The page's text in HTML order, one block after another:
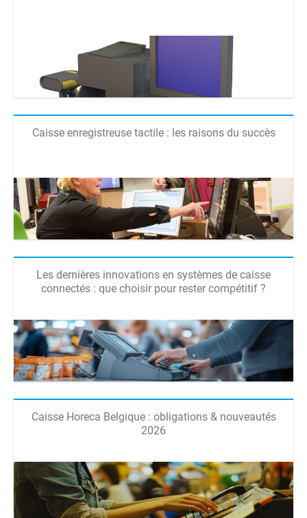
Caisse enregistreuse tactile : les raisons du succès
Les dernières innovations en systèmes de caisse
connectés : que choisir pour rester compétitif ?
Caisse Horeca Belgique : obligations & nouveautés
2026